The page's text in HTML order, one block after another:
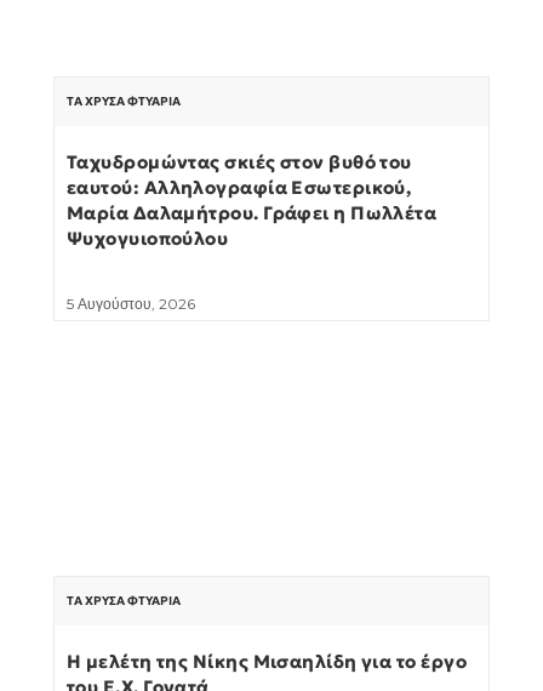
ΤΑ ΧΡΥΣΆ ΦΤΥΆΡΙΑ
Ταχυδρομώντας σκιές στον βυθό του
εαυτού: Αλληλογραφία Εσωτερικού,
Μαρία Δαλαμήτρου. Γράφει η Πωλλέτα
Ψυχογυιοπούλου
5 Αυγούστου, 2026
ΤΑ ΧΡΥΣΆ ΦΤΥΆΡΙΑ
Η μελέτη της Νίκης Μισαηλίδη για το έργο